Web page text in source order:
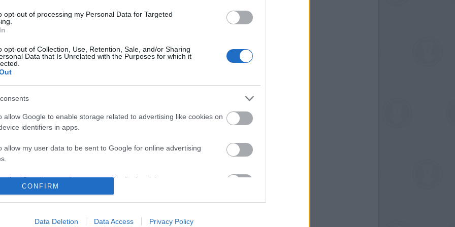
opt-out of processing my Personal Data for Targeted
opt-out of Collection, Use, Retention, Sale, and/or Sharing
Data that Is Unrelated with the Purposes for which it
allow Google to enable storage related to advertising like cookies on
identifiers in apps.
allow my user data to be sent to Google for online advertising
allow Google to send me personalized advertising.
allow Google to enable storage related to analytics like cookies on
CONFIRM
Data Deletion Data Access Privacy Policy
a blog szerkesztőjéhez. Részletek aFelhasználási feltételekbenés azadatvédelmi